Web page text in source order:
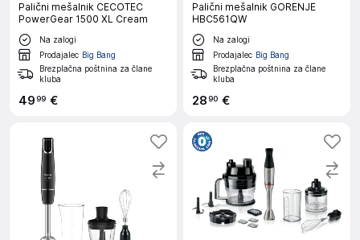
Palični mešalnik CECOTEC
PowerGear 1500 XL Cream
Na zalogi
Prodajalec Big Bang
Brezplačna poštnina za člane
kluba
4999 €
Palični mešalnik GORENJE
HBC561QW
Na zalogi
Prodajalec Big Bang
Brezplačna poštnina za člane
kluba
2890 €